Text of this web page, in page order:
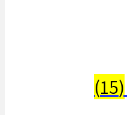
(15)